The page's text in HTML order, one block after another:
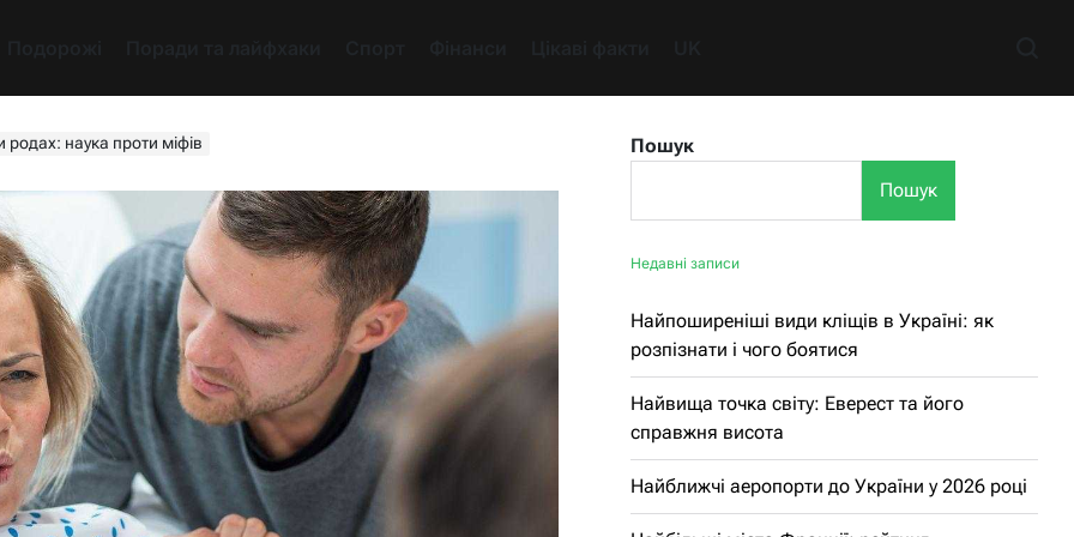
родах: наука проти міфів
Пошук
Пошук
Недавні записи
Найпоширеніші види кліщів в Україні: як
розпізнати і чого боятися
Найвища точка світу: Еверест та його
справжня висота
Найближчі аеропорти до України у 2026 році